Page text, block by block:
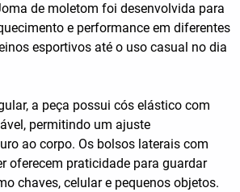
de moletom foi desenvolvida para
e performance em diferentes
esportivos até o uso casual no dia
a peça possui cós elástico com
permitindo um ajuste
ao corpo. Os bolsos laterais com
oferecem praticidade para guardar
chaves, celular e pequenos objetos.